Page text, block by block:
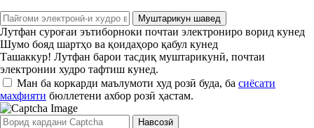
Муштарикун шавед
Лутфан суроғаи эътиборноки почтаи электрониро ворид кунед
Шумо бояд шартҳо ва қоидаҳоро қабул кунед
Ташаккур! Лутфан барои тасдиқ муштарикунӣ, почтаи
электронии худро тафтиш кунед.
Ман ба коркарди маълумоти худ розӣ буда, ба сиёсати
махфияти бюллетени ахбор розӣ ҳастам.
Навсозӣ